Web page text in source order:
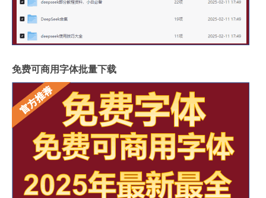
免费可商用字体批量下载